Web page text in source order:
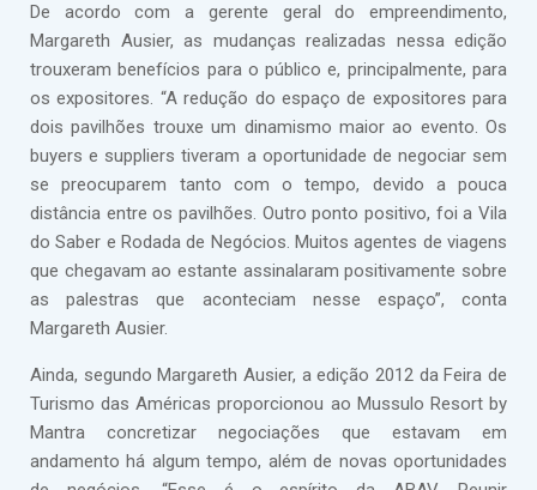
De acordo com a gerente geral do empreendimento,
Margareth Ausier, as mudanças realizadas nessa edição
trouxeram benefícios para o público e, principalmente, para
os expositores. “A redução do espaço de expositores para
dois pavilhões trouxe um dinamismo maior ao evento. Os
buyers e suppliers tiveram a oportunidade de negociar sem
se preocuparem tanto com o tempo, devido a pouca
distância entre os pavilhões. Outro ponto positivo, foi a Vila
do Saber e Rodada de Negócios. Muitos agentes de viagens
que chegavam ao estante assinalaram positivamente sobre
as palestras que aconteciam nesse espaço”, conta
Margareth Ausier.
Ainda, segundo Margareth Ausier, a edição 2012 da Feira de
Turismo das Américas proporcionou ao Mussulo Resort by
Mantra concretizar negociações que estavam em
andamento há algum tempo, além de novas oportunidades